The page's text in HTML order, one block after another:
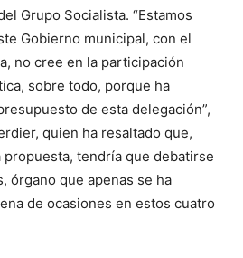
Grupo Socialista. “Estamos
Gobierno municipal, con el
no cree en la participación
sobre todo, porque ha
de esta delegación”,
quien ha resaltado que,
propuesta, tendría que debatirse
órgano que apenas se ha
de ocasiones en estos cuatro